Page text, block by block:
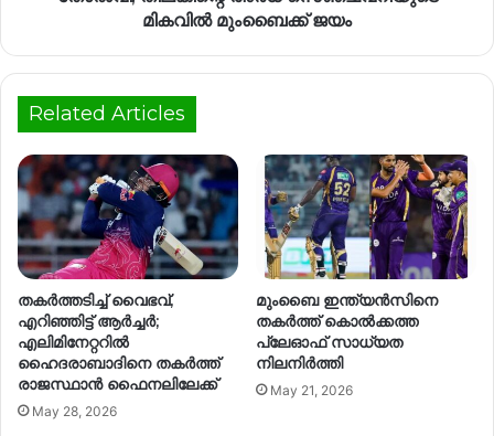
മികവിൽ മുംബൈക്ക് ജയം
Related Articles
തകർത്തടിച്ച് വൈഭവ്,
എറിഞ്ഞിട്ട് ആർച്ചർ;
എലിമിനേറ്ററിൽ
ഹൈദരാബാദിനെ തകർത്ത്
രാജസ്ഥാൻ ഫൈനലിലേക്ക്
May 28, 2026
മുംബൈ ഇന്ത്യൻസിനെ
തകർത്ത് കൊൽക്കത്ത
പ്ലേഓഫ് സാധ്യത
നിലനിർത്തി
May 21, 2026